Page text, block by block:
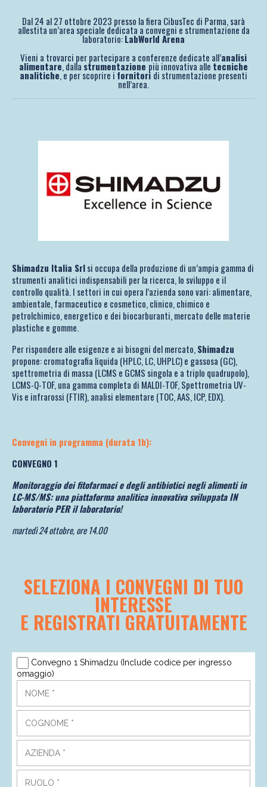
Dal 24 al 27 ottobre 2023 presso la fiera CibusTec di Parma, sarà
allestita un’area speciale dedicata a convegni e strumentazione da
laboratorio:LabWorld Arena
Vieni a trovarci per partecipare a conferenze dedicate all’analisi
alimentare, dalla strumentazione più innovativa alle tecniche
analitiche, e per scoprire i fornitori di strumentazione presenti
nell’area.
Shimadzu Italia Srlsi occupa della produzione di un’ampia gamma di
strumenti analitici indispensabili per la ricerca, lo sviluppo e il
controllo qualità. I settori in cui opera l’azienda sono vari: alimentare,
ambientale, farmaceutico e cosmetico, clinico, chimico e
petrolchimico, energetico e dei biocarburanti, mercato delle materie
plastiche e gomme.
Per rispondere alle esigenze e ai bisogni del mercato,Shimadzu
propone: cromatografia liquida (HPLC, LC, UHPLC) e gassosa (GC),
spettrometria di massa (LCMS e GCMS singola e a triplo quadrupolo),
LCMS-Q-TOF, una gamma completa di MALDI-TOF, Spettrometria UV-
Vis e infrarossi (FTIR), analisi elementare (TOC, AAS, ICP, EDX).
Convegni in programma (durata 1h):
CONVEGNO 1
Monitoraggio dei fitofarmaci e degli antibiotici negli alimenti in
LC-MS/MS: una piattaforma analitica innovativa sviluppata IN
laboratorio PER il laboratorio!
martedì 24 ottobre, ore 14.00
SELEZIONA I CONVEGNI DI TUO
INTERESSE
E REGISTRATI GRATUITAMENTE